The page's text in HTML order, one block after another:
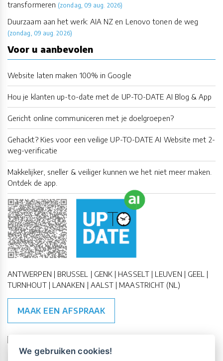
transformeren (zondag, 09 aug. 2026)
Duurzaam aan het werk: AIA NZ en Lenovo tonen de weg
(zondag, 09 aug. 2026)
Voor u aanbevolen
Website laten maken 100% in Google
Hou je klanten up-to-date met de UP-TO-DATE AI Blog & App
Gericht online communiceren met je doelgroepen?
Gehackt? Kies voor een veilige UP-TO-DATE AI Website met 2-
weg-verificatie
Makkelijker, sneller & veiliger kunnen we het niet meer maken.
Ontdek de app.
ANTWERPEN | BRUSSEL | GENK | HASSELT | LEUVEN | GEEL |
TURNHOUT | LANAKEN | AALST | MAASTRICHT (NL)
MAAK EEN AFSPRAAK
🇪🇺 🇧🇪
We gebruiken cookies!